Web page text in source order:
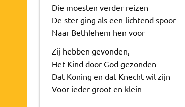
Die moesten verder reizen
De ster ging als een lichtend spoor
Naar Bethlehem hen voor
Zij hebben gevonden,
Het Kind door God gezonden
Dat Koning en dat Knecht wil zijn
Voor ieder groot en klein